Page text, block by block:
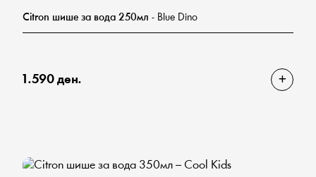
Citron шише за вода 250мл - Blue Dino
1.590 ден.